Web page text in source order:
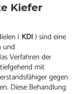
Kiefer
( KDI) sind eine
und
Verfahren der
mit
gegen
Diese Behandlung